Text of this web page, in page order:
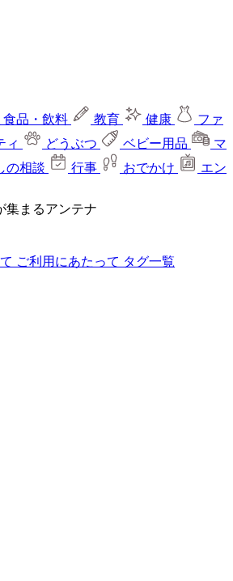
食品・飲料 教育 健康
ファ
ィ どうぶつ ベビー用品
マ
の相談 行事 おでかけ
エン
集まるアンテナ
ご利用にあたって タグ一覧